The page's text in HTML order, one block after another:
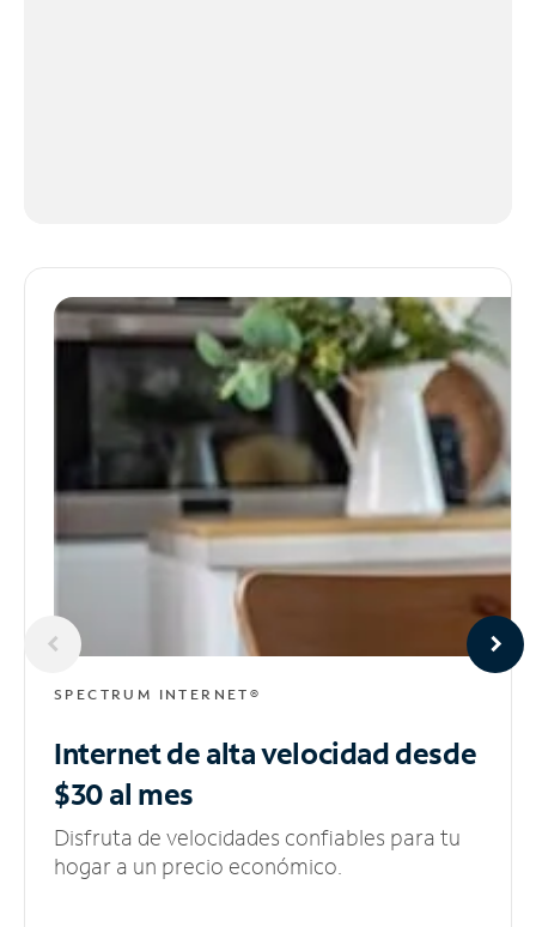
SPECTRUM INTERNET®
Internet de alta velocidaddesde
$30 al mes
Disfruta de velocidades confiables para tu
hogar a un precio económico.